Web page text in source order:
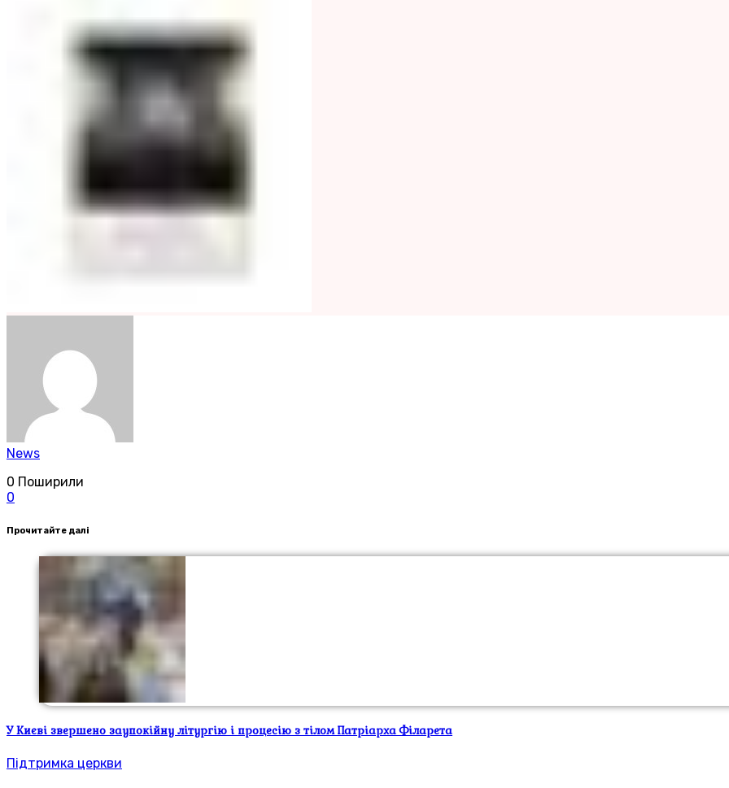
News
0 Поширили
0
Прочитайте далі
У Києві звершено заупокійну літургію і процесію з тілом Патріарха Філарета
Підтримка церкви